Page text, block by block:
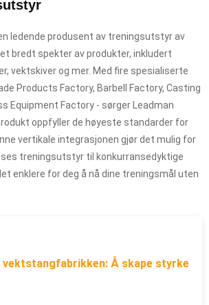
ledende produsent av treningsutstyr av
bredt spekter av produkter, inkludert
vektskiver og mer. Med fire spesialiserte
Products Factory, Barbell Factory, Casting
Equipment Factory - sørger Leadman
oppfyller de høyeste standarder for
vertikale integrasjonen gjør det mulig for
treningsutstyr til konkurransedyktige
enklere for deg å nå dine treningsmål uten
vektstangfabrikken: Å skape styrke